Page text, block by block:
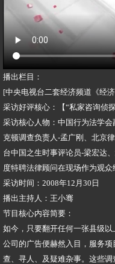
播出栏目：
[中央电视台二套经济频道《经
采访好评核心：【“私家咨询侦
采访核心人物：中国行为法学
克顿调查负责人-孟广刚、北京
台中国之生时事评论员-梁宏达
度特聘法律顾问在现场作为观众
采访时间：2008年12月30日
播出主持人：王小骞
节目核心内容简要：
如今，只要翻开任何一张县级
公司的广告便赫然入目，服务
查、寻人、及疑难杂事。这些